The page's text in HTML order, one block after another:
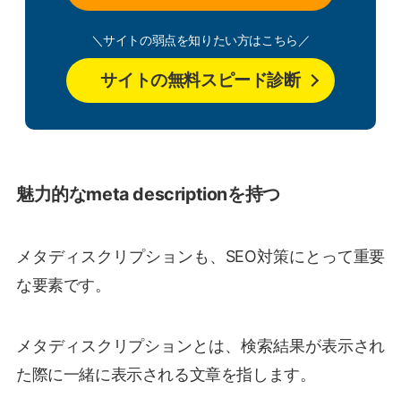
＼サイトの弱点を知りたい方はこちら／
サイトの無料スピード診断
魅力的なmeta descriptionを持つ
メタディスクリプションも、SEO対策にとって重要
な要素です。
メタディスクリプションとは、検索結果が表示され
た際に一緒に表示される文章を指します。